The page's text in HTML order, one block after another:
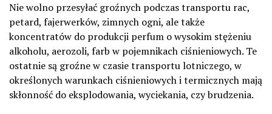
Nie wolno przesyłać groźnych podczas transportu rac,
petard, fajerwerków, zimnych ogni, ale także
koncentratów do produkcji perfum o wysokim stężeniu
alkoholu, aerozoli, farb w pojemnikach ciśnieniowych. Te
ostatnie są groźne w czasie transportu lotniczego, w
określonych warunkach ciśnieniowych i termicznych mają
skłonność do eksplodowania, wyciekania, czy brudzenia.